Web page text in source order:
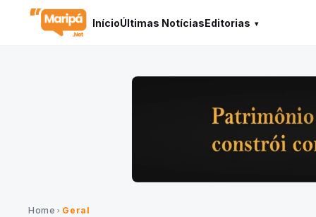
InícioÚltimas NotíciasEditorias
Home chevron_right Geral